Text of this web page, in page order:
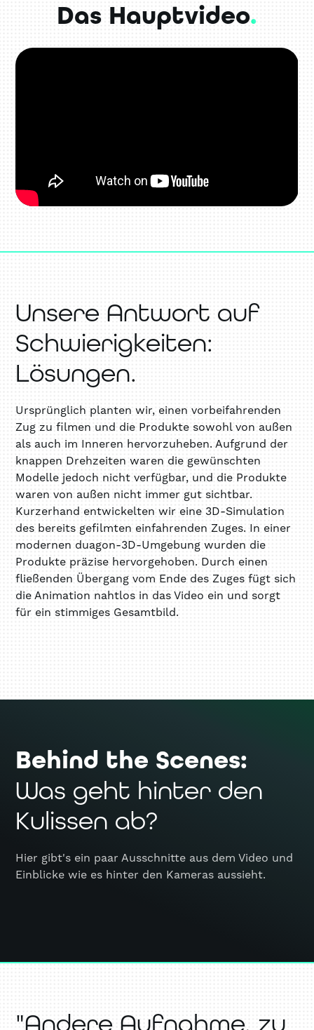
Das Hauptvideo.
Unsere Antwort auf
Schwierigkeiten:
Lösungen.
Ursprünglich planten wir, einen vorbeifahrenden
Zug zu filmen und die Produkte sowohl von außen
als auch im Inneren hervorzuheben. Aufgrund der
knappen Drehzeiten waren die gewünschten
Modelle jedoch nicht verfügbar, und die Produkte
waren von außen nicht immer gut sichtbar.
Kurzerhand entwickelten wir eine 3D-Simulation
des bereits gefilmten einfahrenden Zuges. In einer
modernen duagon-3D-Umgebung wurden die
Produkte präzise hervorgehoben. Durch einen
fließenden Übergang vom Ende des Zuges fügt sich
die Animation nahtlos in das Video ein und sorgt
für ein stimmiges Gesamtbild.
Behind the Scenes:
Was geht hinter den
Kulissen ab?
Hier gibt's ein paar Ausschnitte aus dem Video und
Einblicke wie es hinter den Kameras aussieht.
"Andere Aufnahme, zu